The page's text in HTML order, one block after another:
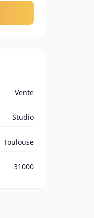
Vente
Studio
Toulouse
31000